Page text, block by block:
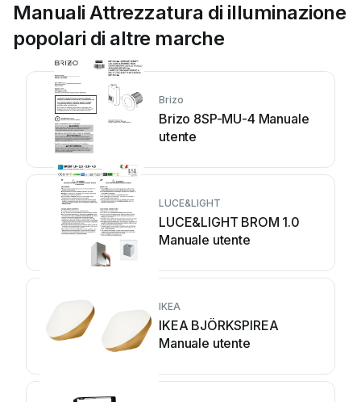
Manuali Attrezzatura di illuminazione
popolari di altre marche
Brizo
Brizo 8SP-MU-4 Manuale
utente
LUCE&LIGHT
LUCE&LIGHT BROM 1.0
Manuale utente
IKEA
IKEA BJÖRKSPIREA
Manuale utente